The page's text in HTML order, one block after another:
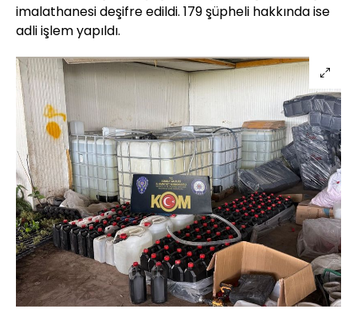
imalathanesi deşifre edildi. 179 şüpheli hakkında ise
adli işlem yapıldı.